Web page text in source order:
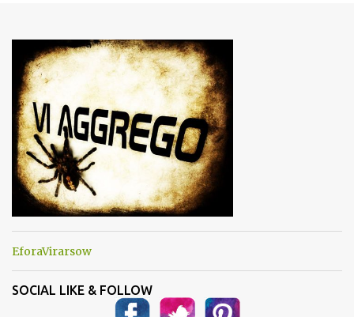
n
t
i
EforaVirarsow
SOCIAL LIKE & FOLLOW